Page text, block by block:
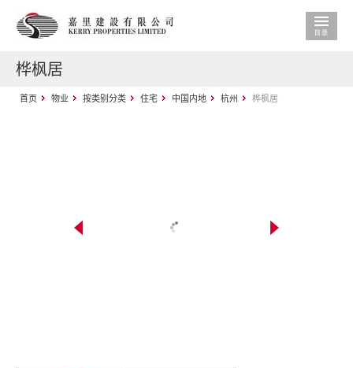
桦枫居
首页 物业 按类别分类 住宅 中国内地 杭州 桦枫居